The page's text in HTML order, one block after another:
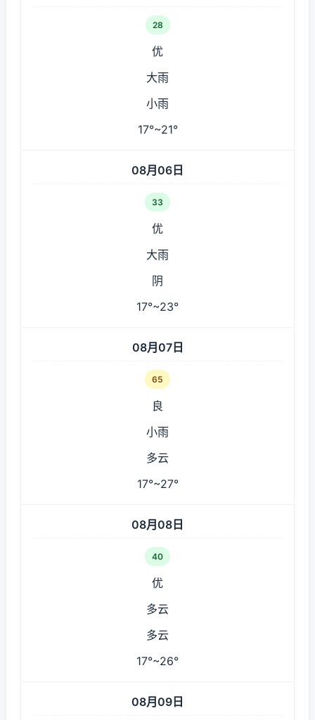
28
优
大雨
小雨
17°~21°
08月06日
33
优
大雨
阴
17°~23°
08月07日
65
良
小雨
多云
17°~27°
08月08日
40
优
多云
多云
17°~26°
08月09日